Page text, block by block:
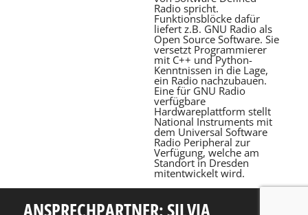
Radio spricht.
Funktionsblöcke dafür
liefert z.B. GNU Radio als
Open Source Software. Sie
versetzt Programmierer
mit C++ und Python-
Kenntnissen in die Lage,
ein Radio nachzubauen.
Eine für GNU Radio
verfügbare
Hardwareplattform stellt
National Instruments mit
dem Universal Software
Radio Peripheral zur
Verfügung, welche am
Standort in Dresden
mitentwickelt wird.